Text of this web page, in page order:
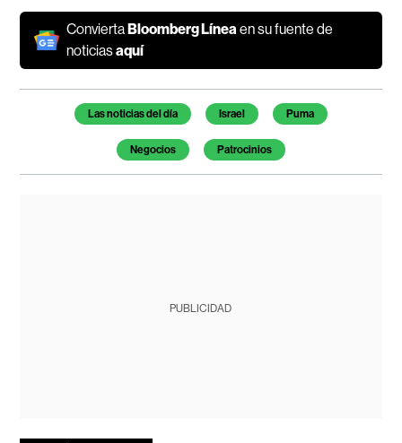
ConviertaBloomberg Líneaen su fuente de
noticiasaquí
Temas de este artículo
Las noticias del día Israel Puma
Negocios Patrocinios
PUBLICIDAD